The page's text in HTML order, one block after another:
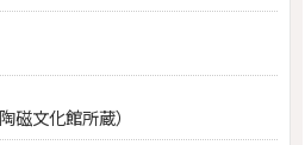
磁文化館所蔵）